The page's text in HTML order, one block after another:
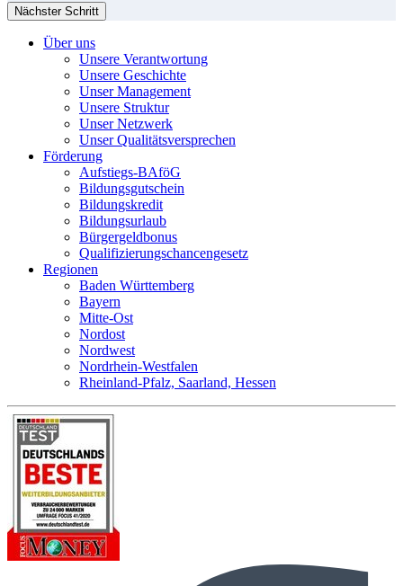
Nächster Schritt
Über uns
Unsere Verantwortung
Unsere Geschichte
Unser Management
Unsere Struktur
Unser Netzwerk
Unser Qualitätsversprechen
Förderung
Aufstiegs-BAföG
Bildungsgutschein
Bildungskredit
Bildungsurlaub
Bürgergeldbonus
Qualifizierungschancengesetz
Regionen
Baden Württemberg
Bayern
Mitte-Ost
Nordost
Nordwest
Nordrhein-Westfalen
Rheinland-Pfalz, Saarland, Hessen